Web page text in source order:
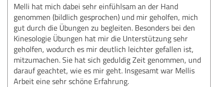
Melli hat mich dabei sehr einfühlsam an der Hand
genommen (bildlich gesprochen) und mir geholfen, mich
gut durch die Übungen zu begleiten. Besonders bei den
Kinesologie Übungen hat mir die Unterstützung sehr
geholfen, wodurch es mir deutlich leichter gefallen ist,
mitzumachen. Sie hat sich geduldig Zeit genommen, und
darauf geachtet, wie es mir geht. Insgesamt war Mellis
Arbeit eine sehr schöne Erfahrung.